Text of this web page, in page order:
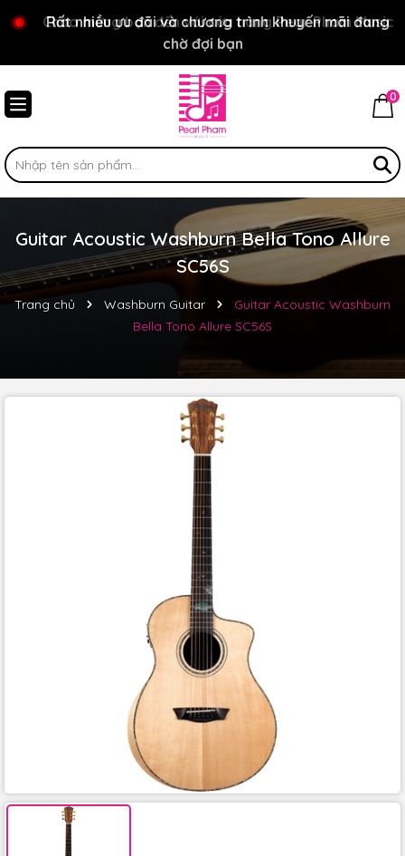
Chào mừng bạn đến với cửa hàng Pear Pham Music
Rất nhiều ưu đãi và chương trình khuyến mãi đang
chờ đợi bạn
0
Guitar Acoustic Washburn Bella Tono Allure
SC56S
Trang chủ Washburn Guitar
Guitar Acoustic Washburn
Bella Tono Allure SC56S